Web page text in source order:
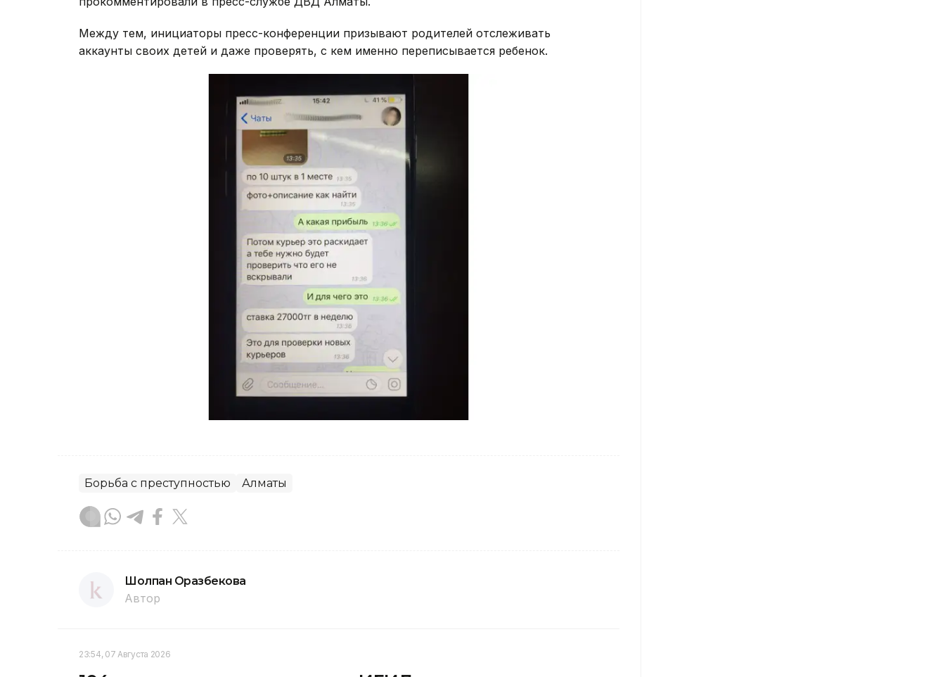
Между тем, инициаторы пресс-конференции призывают родителей отслеживать
аккаунты своих детей и даже проверять, с кем именно переписывается ребенок.
Борьба с преступностью Алматы
Шолпан Оразбекова
Автор
23:54, 07 Августа 2026